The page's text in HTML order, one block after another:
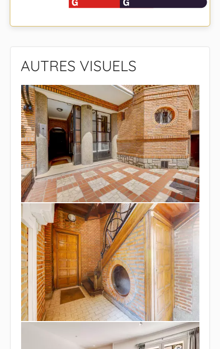
AUTRES VISUELS